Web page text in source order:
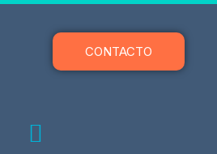
CONTACTO